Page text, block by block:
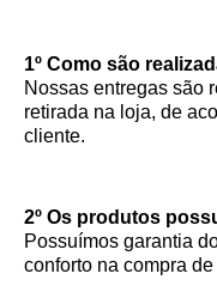
1º Como são
Nossas entregas são
retirada na loja, de
cliente.
2º Os produtos
Possuímos garantia
conforto na compra